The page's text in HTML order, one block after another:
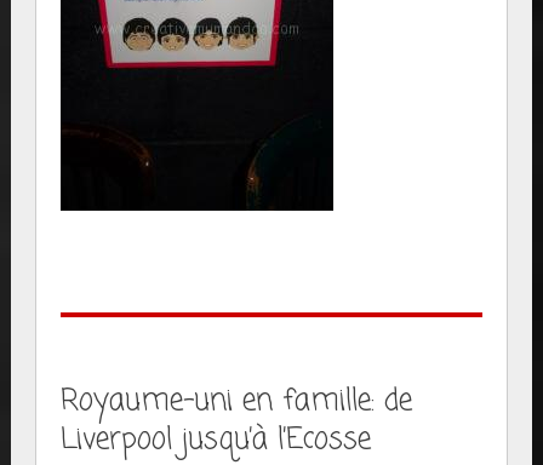
Royaume-uni en famille: de
Liverpool jusqu’à l’Ecosse